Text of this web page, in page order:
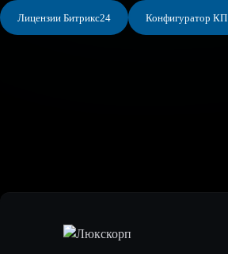
Лицензии Битрикс24 Конфигуратор КП